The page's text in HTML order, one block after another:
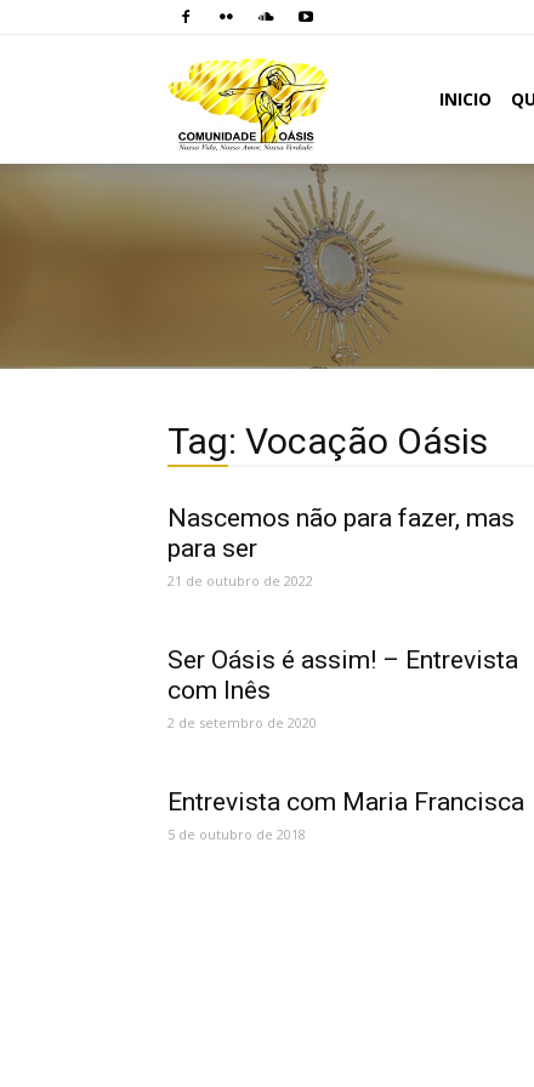
Oásis
INICIO
Tag: Vocação Oásis
Nascemos não para fazer, mas
para ser
21 de outubro de 2022
Ser Oásis é assim! – Entrevista
com Inês
2 de setembro de 2020
Entrevista com Maria Francisca
5 de outubro de 2018